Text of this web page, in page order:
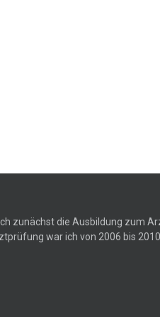
zunächst die Ausbildung zum
war ich von 2006 bis